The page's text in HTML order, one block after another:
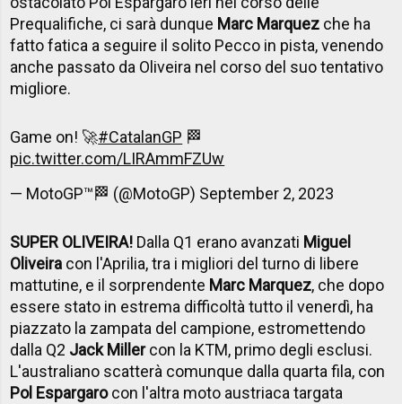
Prequalifiche, ci sarà dunque Marc Marquez che ha
fatto fatica a seguire il solito Pecco in pista, venendo
anche passato da Oliveira nel corso del suo tentativo
migliore.
Game on! 🚀#CatalanGP 🏁
pic.twitter.com/LIRAmmFZUw
— MotoGP™🏁 (@MotoGP) September 2, 2023
SUPER OLIVEIRA! Dalla Q1 erano avanzati Miguel
Oliveira con l'Aprilia, tra i migliori del turno di libere
mattutine, e il sorprendente Marc Marquez, che dopo
essere stato in estrema difficoltà tutto il venerdì, ha
piazzato la zampata del campione, estromettendo
dalla Q2 Jack Millercon la KTM, primo degli esclusi.
L'australiano scatterà comunque dalla quarta fila, con
Pol Espargarocon l'altra moto austriaca targata